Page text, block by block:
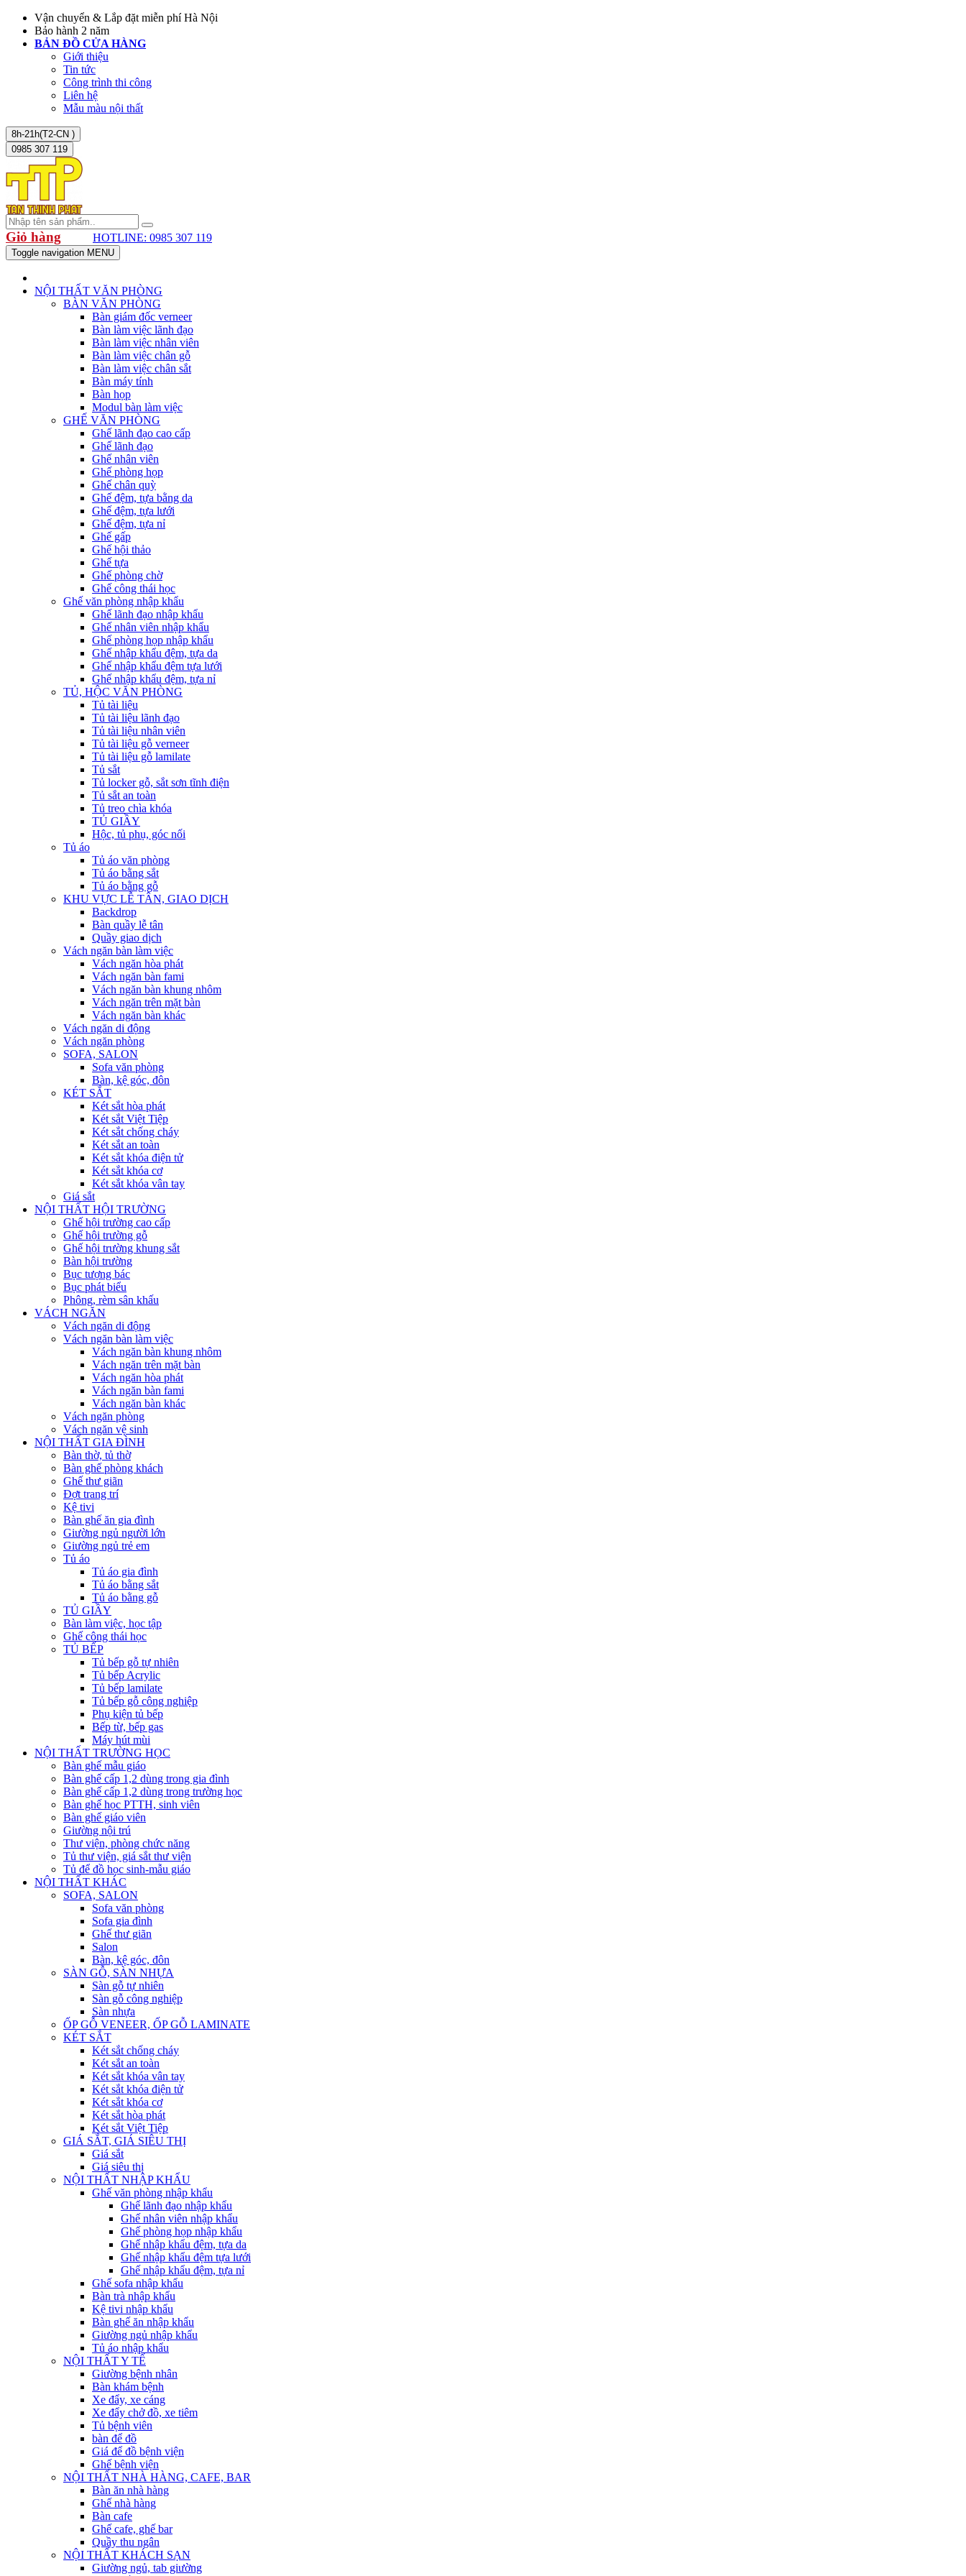
Vận chuyển & Lắp đặt miễn phí Hà Nội
Bảo hành 2 năm
BẢN ĐỒ CỬA HÀNG
Giới thiệu
Tin tức
Công trình thi công
Liên hệ
Mẫu màu nội thất
8h-21h(T2-CN )
0985 307 119
Giỏ hàng HOTLINE: 0985 307 119
Toggle navigation MENU
NỘI THẤT VĂN PHÒNG
BÀN VĂN PHÒNG
Bàn giám đốc verneer
Bàn làm việc lãnh đạo
Bàn làm việc nhân viên
Bàn làm việc chân gỗ
Bàn làm việc chân sắt
Bàn máy tính
Bàn họp
Modul bàn làm việc
GHẾ VĂN PHÒNG
Ghế lãnh đạo cao cấp
Ghế lãnh đạo
Ghế nhân viên
Ghế phòng họp
Ghế chân quỳ
Ghế đệm, tựa bằng da
Ghế đệm, tựa lưới
Ghế đệm, tựa nỉ
Ghế gấp
Ghế hội thảo
Ghế tựa
Ghế phòng chờ
Ghế công thái học
Ghế văn phòng nhập khẩu
Ghế lãnh đạo nhập khẩu
Ghế nhân viên nhập khẩu
Ghế phòng họp nhập khẩu
Ghế nhập khẩu đệm, tựa da
Ghế nhập khẩu đệm tựa lưới
Ghế nhập khẩu đệm, tựa nỉ
TỦ, HỘC VĂN PHÒNG
Tủ tài liệu
Tủ tài liệu lãnh đạo
Tủ tài liệu nhân viên
Tủ tài liệu gỗ verneer
Tủ tài liệu gỗ lamilate
Tủ sắt
Tủ locker gỗ, sắt sơn tĩnh điện
Tủ sắt an toàn
Tủ treo chìa khóa
TỦ GIẦY
Hộc, tủ phụ, góc nối
Tủ áo
Tủ áo văn phòng
Tủ áo bằng sắt
Tủ áo bằng gỗ
KHU VỰC LỄ TÂN, GIAO DỊCH
Backdrop
Bàn quầy lễ tân
Quầy giao dịch
Vách ngăn bàn làm việc
Vách ngăn hòa phát
Vách ngăn bàn fami
Vách ngăn bàn khung nhôm
Vách ngăn trên mặt bàn
Vách ngăn bàn khác
Vách ngăn di động
Vách ngăn phòng
SOFA, SALON
Sofa văn phòng
Bàn, kệ góc, đôn
KÉT SẮT
Két sắt hòa phát
Két sắt Việt Tiệp
Két sắt chống cháy
Két sắt an toàn
Két sắt khóa điện tử
Két sắt khóa cơ
Két sắt khóa vân tay
Giá sắt
NỘI THẤT HỘI TRƯỜNG
Ghế hội trường cao cấp
Ghế hội trường gỗ
Ghế hội trường khung sắt
Bàn hội trường
Bục tượng bác
Bục phát biểu
Phông, rèm sân khấu
VÁCH NGĂN
Vách ngăn di động
Vách ngăn bàn làm việc
Vách ngăn bàn khung nhôm
Vách ngăn trên mặt bàn
Vách ngăn hòa phát
Vách ngăn bàn fami
Vách ngăn bàn khác
Vách ngăn phòng
Vách ngăn vệ sinh
NỘI THẤT GIA ĐÌNH
Bàn thờ, tủ thờ
Bàn ghế phòng khách
Ghế thư giãn
Đợt trang trí
Kệ tivi
Bàn ghế ăn gia đình
Giường ngủ người lớn
Giường ngủ trẻ em
Tủ áo
Tủ áo gia đình
Tủ áo bằng sắt
Tủ áo bằng gỗ
TỦ GIẦY
Bàn làm việc, học tập
Ghế công thái học
TỦ BẾP
Tủ bếp gỗ tự nhiên
Tủ bếp Acrylic
Tủ bếp lamilate
Tủ bếp gỗ công nghiệp
Phụ kiện tủ bếp
Bếp từ, bếp gas
Máy hút mùi
NỘI THẤT TRƯỜNG HỌC
Bàn ghế mẫu giáo
Bàn ghế cấp 1,2 dùng trong gia đình
Bàn ghế cấp 1,2 dùng trong trường học
Bàn ghế học PTTH, sinh viên
Bàn ghế giáo viên
Giường nội trú
Thư viện, phòng chức năng
Tủ thư viện, giá sắt thư viện
Tủ để đồ học sinh-mẫu giáo
NỘI THẤT KHÁC
SOFA, SALON
Sofa văn phòng
Sofa gia đình
Ghế thư giãn
Salon
Bàn, kệ góc, đôn
SÀN GỖ, SÀN NHỰA
Sàn gỗ tự nhiên
Sàn gỗ công nghiệp
Sàn nhựa
ỐP GỖ VENEER, ỐP GỖ LAMINATE
KÉT SẮT
Két sắt chống cháy
Két sắt an toàn
Két sắt khóa vân tay
Két sắt khóa điện tử
Két sắt khóa cơ
Két sắt hòa phát
Két sắt Việt Tiệp
GIÁ SẮT, GIÁ SIÊU THỊ
Giá sắt
Giá siêu thị
NỘI THẤT NHẬP KHẨU
Ghế văn phòng nhập khẩu
Ghế lãnh đạo nhập khẩu
Ghế nhân viên nhập khẩu
Ghế phòng họp nhập khẩu
Ghế nhập khẩu đệm, tựa da
Ghế nhập khẩu đệm tựa lưới
Ghế nhập khẩu đệm, tựa nỉ
Ghế sofa nhập khẩu
Bàn trà nhập khẩu
Kệ tivi nhập khẩu
Bàn ghế ăn nhập khẩu
Giường ngủ nhập khẩu
Tủ áo nhập khẩu
NỘI THẤT Y TẾ
Giường bệnh nhân
Bàn khám bệnh
Xe đẩy, xe cáng
Xe đẩy chở đồ, xe tiêm
Tủ bệnh viên
bàn để đồ
Giá để đồ bệnh viện
Ghế bệnh viện
NỘI THẤT NHÀ HÀNG, CAFE, BAR
Bàn ăn nhà hàng
Ghế nhà hàng
Bàn cafe
Ghế cafe, ghế bar
Quầy thu ngân
NỘI THẤT KHÁCH SẠN
Giường ngủ, tab giường